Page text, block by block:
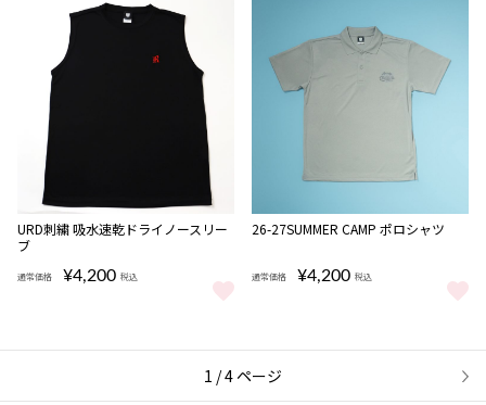
URD刺繍 吸水速乾ドライノースリー
ブ
通常価格 ¥4,200 税込
URD刺繍 吸水速乾ドライノースリーブ をもっと見る
26-27SUMMER CAMP ポロシャツ
通常価格 ¥4,200 税込
26-27SUMMER CAMP ポロシャ
1 / 4 ページ 次